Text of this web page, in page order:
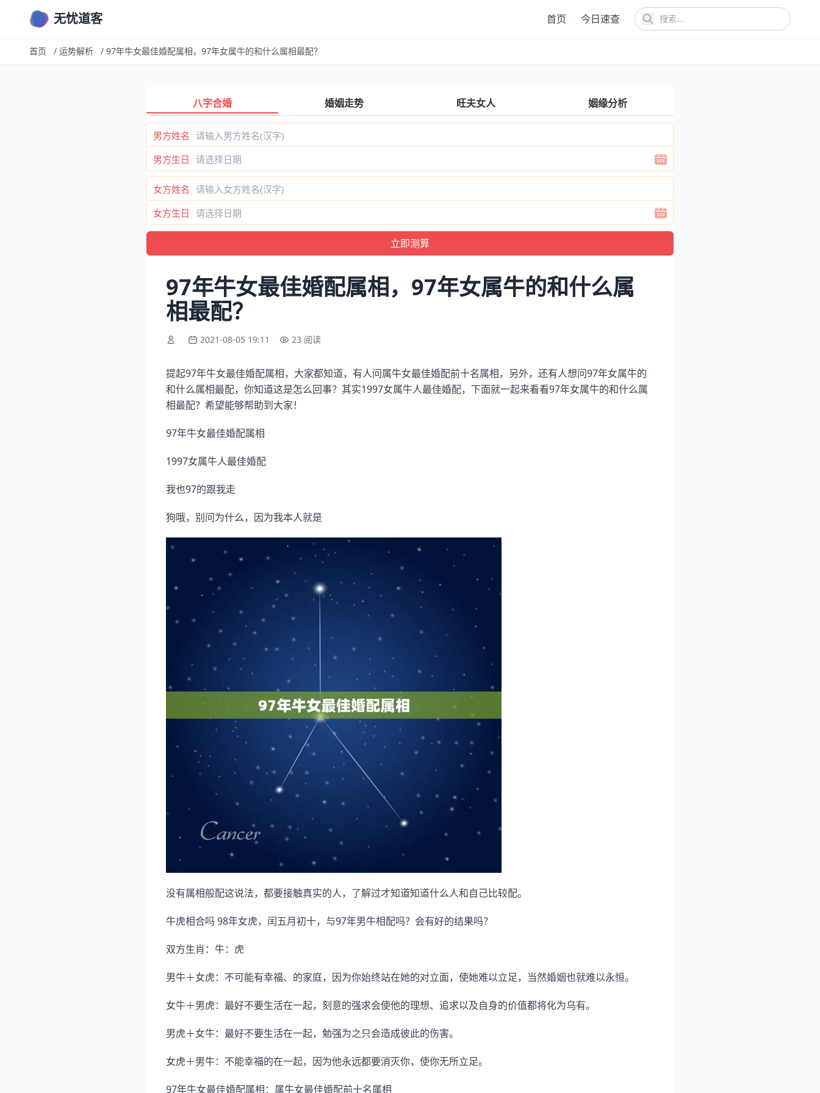
无忧道客 首页 今日速查
首页 / 运势解析 / 97年牛女最佳婚配属相，97年女属牛的和什么属相最配？
八字合婚 婚姻走势 旺夫女人 姻缘分析
男方姓名
男方生日
女方姓名
女方生日
97年牛女最佳婚配属相，97年女属牛的和什么属
相最配？
2021-08-05 19:11 23 阅读
提起97年牛女最佳婚配属相，大家都知道，有人问属牛女最佳婚配前十名属相，另外，还有人想问97年女属牛的
和什么属相最配，你知道这是怎么回事？其实1997女属牛人最佳婚配，下面就一起来看看97年女属牛的和什么属
相最配？希望能够帮助到大家！
97年牛女最佳婚配属相
1997女属牛人最佳婚配
我也97的跟我走
狗哦，别问为什么，因为我本人就是
没有属相般配这说法，都要接触真实的人，了解过才知道知道什么人和自己比较配。
牛虎相合吗 98年女虎，闰五月初十，与97年男牛相配吗？会有好的结果吗？
双方生肖：牛：虎
男牛＋女虎：不可能有幸福、的家庭，因为你始终站在她的对立面，使她难以立足，当然婚姻也就难以永恒。
女牛＋男虎：最好不要生活在一起，刻意的强求会使他的理想、追求以及自身的价值都将化为乌有。
男虎＋女牛：最好不要生活在一起，勉强为之只会造成彼此的伤害。
女虎＋男牛：不能幸福的在一起，因为他永远都要消灭你，使你无所立足。
97年牛女最佳婚配属相：属牛女最佳婚配前十名属相